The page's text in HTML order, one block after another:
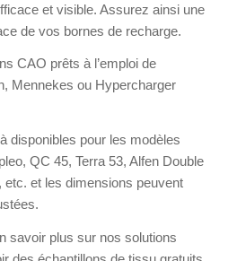
et visible. Assurez ainsi une
de vos bornes de recharge.
CAO prêts à l’emploi de
Mennekes ou Hypercharger
disponibles pour les modèles
QC 45, Terra 53, Alfen Double
etc. et les dimensions peuvent
savoir plus sur nos solutions